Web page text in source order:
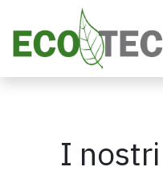
Passa al contenuto
I